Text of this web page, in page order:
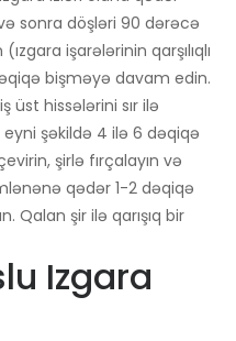
sonra döşləri 90 dərəcə
işarələrinin qarşılıqlı
bişməyə davam edin.
üst hissələrini sır ilə
şəkildə 4 ilə 6 dəqiqə
şirlə fırçalayın və
qədər 1-2 dəqiqə
Qalan şir ilə qarışıq bir
Izgara